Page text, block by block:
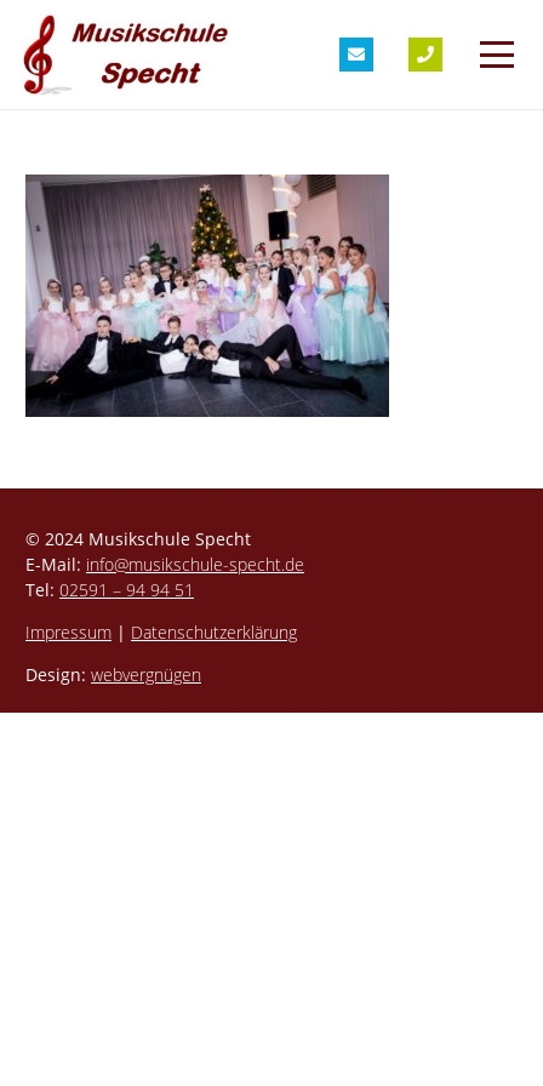
© 2024 Musikschule Specht
E-Mail: info@musikschule-specht.de
Tel: 02591 – 94 94 51
Impressum | Datenschutzerklärung
Design: webvergnügen